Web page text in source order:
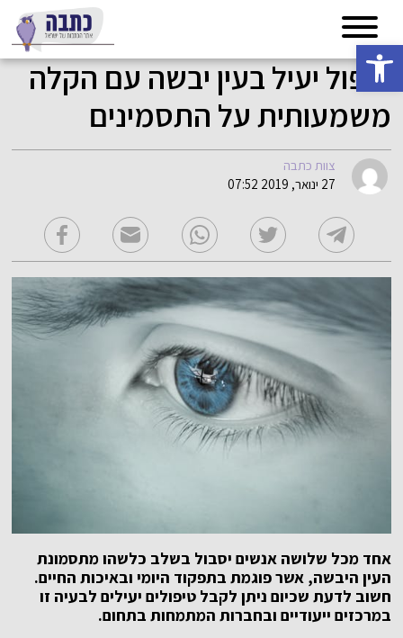
פתח סרגל נגישות
טיפול יעיל בעין יבשה עם הקלה
משמעותית על התסמינים
צוות כתבה
27 ינואר, 2019 07:52
אחד מכל שלושה אנשים יסבול בשלב כלשהו מתסמונת
העין היבשה, אשר פוגמת בתפקוד היומי ובאיכות החיים.
חשוב לדעת שכיום ניתן לקבל טיפולים יעילים לבעיה זו
במרכזים ייעודיים ובחברות המתמחות בתחום.